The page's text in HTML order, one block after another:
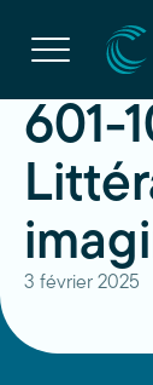
Ouvrir
la
navigation
site
601-
3 février 2025